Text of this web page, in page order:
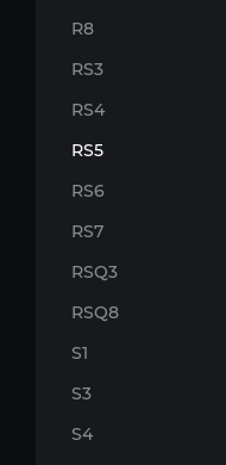
R8
RS3
RS4
RS5
RS6
RS7
RSQ3
RSQ8
S1
S3
S4